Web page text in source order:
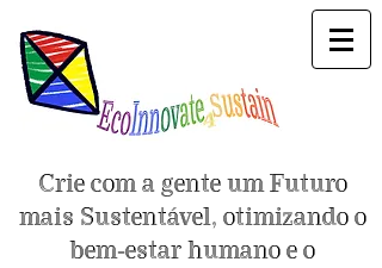
Crie com a gente um Futuro
mais Sustentável, otimizando o
bem-estar humano e o